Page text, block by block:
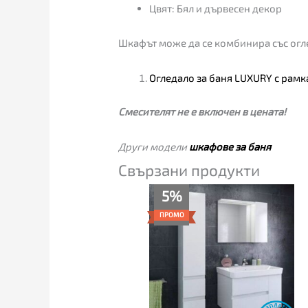
Цвят: Бял и дървесен декор
Шкафът може да се комбинира със
Огледало за баня LUXURY с
Смесителят не e включен в цената!
Други моделишкафове за баня
Свързани продукти
5%
ПРОМО
Original
was:
885.00€.
Текущата
цена
839.00€.